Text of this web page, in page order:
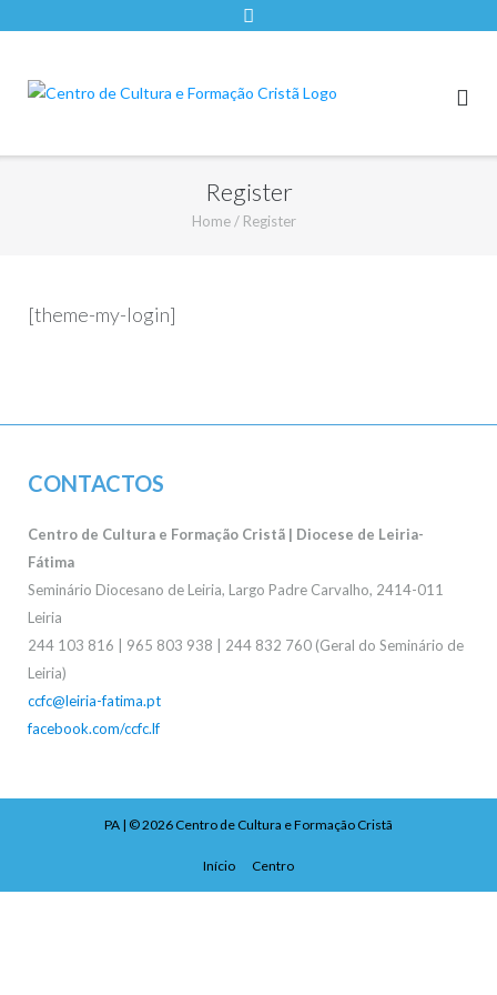
Register
Home/ Register
[theme-my-login]
CONTACTOS
Centro de Cultura e Formação Cristã | Diocese de Leiria-
Fátima
Seminário Diocesano de Leiria, Largo Padre Carvalho, 2414-011
Leiria
244 103 816 | 965 803 938 | 244 832 760 (Geral do Seminário de
Leiria)
ccfc@leiria-fatima.pt
facebook.com/ccfc.lf
PA | © 2026 Centro de Cultura e Formação Cristã
Início Centro